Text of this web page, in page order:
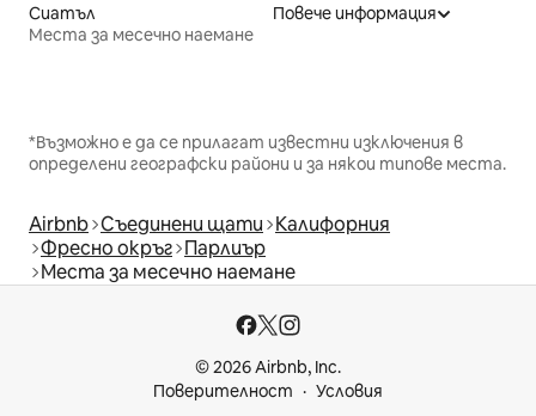
Сиатъл
Места за месечно наемане
Повече информация
*Възможно е да се прилагат известни изключения в
определени географски райони и за някои типове места.
Airbnb Съединени щати Калифорния
Фресно окръг Парлиър
Места за месечно наемане
© 2026 Airbnb, Inc.
Поверителност
Условия